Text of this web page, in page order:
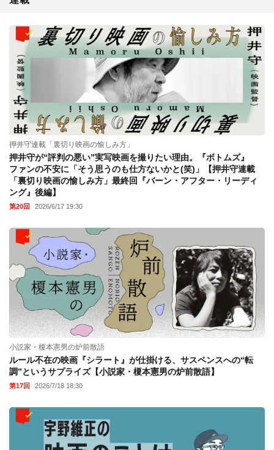
押井守連載「裏切り映画の愉しみ方」
押井守が“評判の悪い”実写映画を撮りたい理由。『ボトムズ』
ファンの不安に「そう思うのも仕方ないかと(笑)」【押井守連載
「裏切り映画の愉しみ方」最終回『バーン・アフター・リーディ
ング』後編】
第20回 2026/6/17 19:30
小説家・榎本憲男の炉前散語
ルール不在の映画『シラート』が仕掛ける、サスペンスへの“転
調”というサプライズ【小説家・榎本憲男の炉前散語】
第17回 2026/7/18 18:30